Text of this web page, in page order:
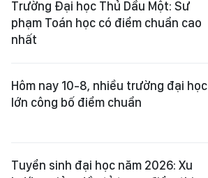
Trường Đại học Thủ Dầu Một: Sư
phạm Toán học có điểm chuẩn cao
nhất
Hôm nay 10-8, nhiều trường đại học
lớn công bố điểm chuẩn
Tuyển sinh đại học năm 2026: Xu